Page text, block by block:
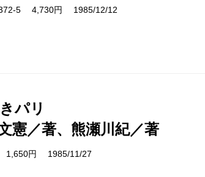
5 4,730円 1985/12/12
パリ
憲／著、熊瀬川紀／著
1,650円 1985/11/27